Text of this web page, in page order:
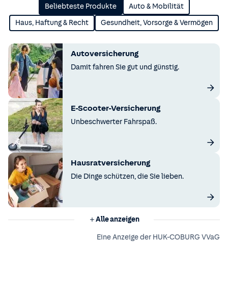
Beliebteste Produkte Auto & Mobilität
Haus, Haftung & Recht Gesundheit, Vorsorge & Vermögen
Autoversicherung
Damit fahren Sie gut und günstig.
E-Scooter-Versicherung
Unbeschwerter Fahrspaß.
Hausratversicherung
Die Dinge schützen, die Sie lieben.
Alle anzeigen
Eine Anzeige der HUK-COBURG VVaG